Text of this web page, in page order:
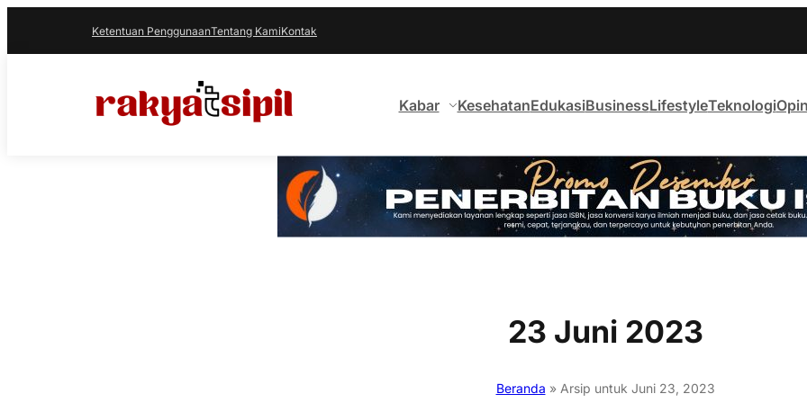
Ketentuan PenggunaanTentang KamiKontak
Kabar KesehatanEdukasiBusinessLifestyleTeknologi
23 Juni 2023
Beranda » Arsip untuk Juni 23, 2023